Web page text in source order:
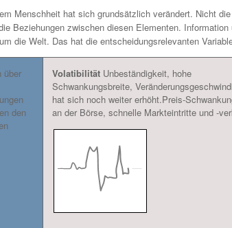
Menschheit hat sich grundsätzlich verändert. Nicht
Beziehungen zwischen diesen Elementen.
die Welt. Das hat die entscheidungsrelevanten
über
den
Volatibilität Unbeständigkeit, hohe
Schwankungsbreite,
hat sich noch weiter erhöht.Preis-
an der Börse, schnelle Markteintritte und -